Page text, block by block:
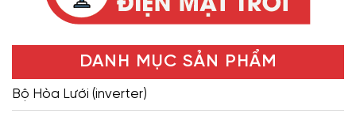
DANH MỤC SẢN PHẨM
Bộ Hòa Lưới (inverter)